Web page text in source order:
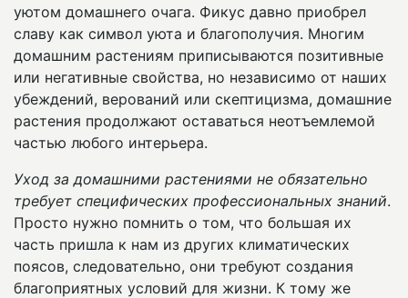
уютом домашнего очага. Фикус давно приобрел
славу как символ уюта и благополучия. Многим
домашним растениям приписываются позитивные
или негативные свойства, но независимо от наших
убеждений, верований или скептицизма, домашние
растения продолжают оставаться неотъемлемой
частью любого интерьера.
Уход за домашними растениями не обязательно
требует специфических профессиональных знаний.
Просто нужно помнить о том, что большая их
часть пришла к нам из других климатических
поясов, следовательно, они требуют создания
благоприятных условий для жизни. К тому же